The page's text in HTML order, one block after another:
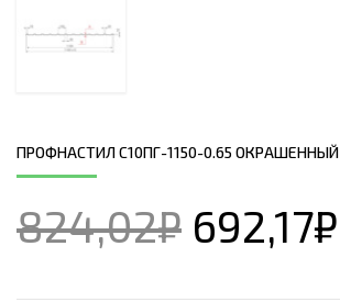
ПРОФНАСТИЛ С10ПГ-1150-0.65 ОКРАШЕННЫЙ
824,02₽ 692,17₽